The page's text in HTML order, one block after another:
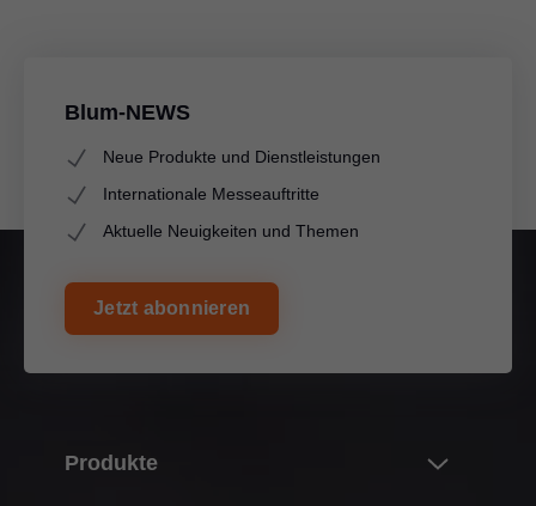
Blum-NEWS
Neue Produkte und Dienstleistungen
Internationale Messeauftritte
Aktuelle Neuigkeiten und Themen
Jetzt abonnieren
Produkte